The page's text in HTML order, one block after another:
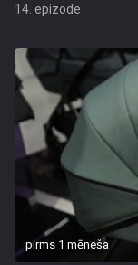
14. epizode
pirms 1 mēneša